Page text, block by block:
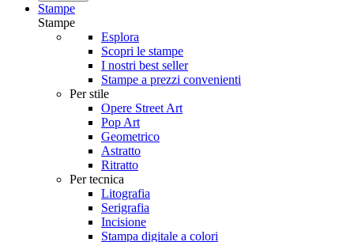
Stampe
Stampe
Esplora
Scopri le stampe
I nostri best seller
Stampe a prezzi convenienti
Per stile
Opere Street Art
Pop Art
Geometrico
Astratto
Ritratto
Per tecnica
Litografia
Serigrafia
Incisione
Stampa digitale a colori